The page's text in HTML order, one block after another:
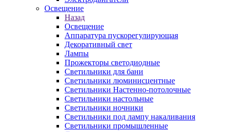
Освещение
Назад
Освещение
Аппаратура пускорегулирующая
Декоративный свет
Лампы
Прожекторы светодиодные
Светильники для бани
Светильники люминисцентные
Светильники Настенно-потолочные
Светильники настольные
Светильники ночники
Светильники под лампу накаливания
Светильники промышленные